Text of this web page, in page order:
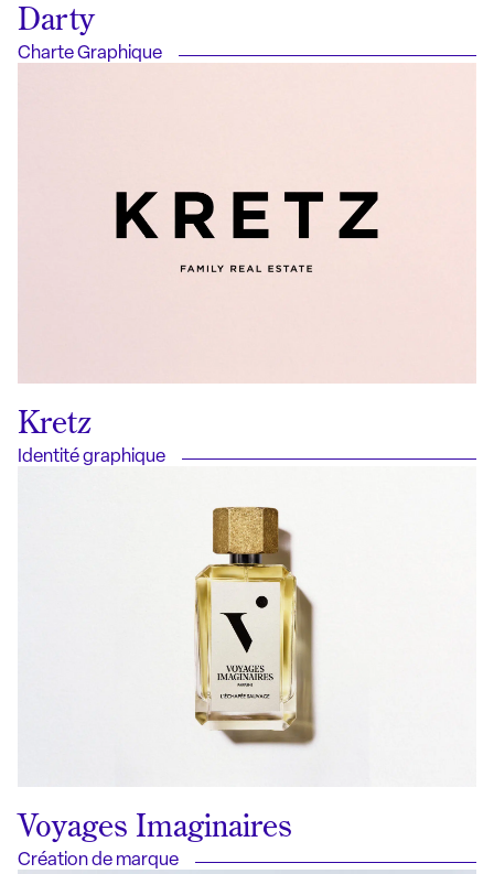
Darty
Charte Graphique
Kretz
Identité graphique
Voyages Imaginaires
Création de marque